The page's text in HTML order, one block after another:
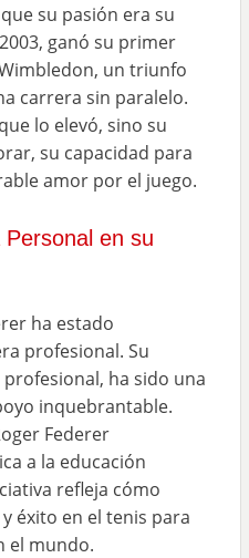
su pasión era su
ganó su primer
un triunfo
carrera sin paralelo.
lo elevó, sino su
su capacidad para
amor por el juego.
en su
ha estado
profesional. Su
ha sido una
inquebrantable.
Federer
a la educación
refleja cómo
éxito en el tenis para
el mundo.